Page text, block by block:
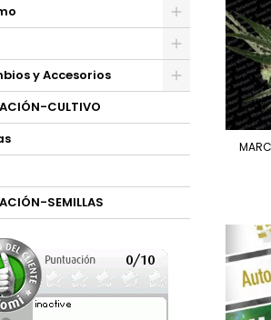
y Accesorios
CULTIVO
SEMILLAS